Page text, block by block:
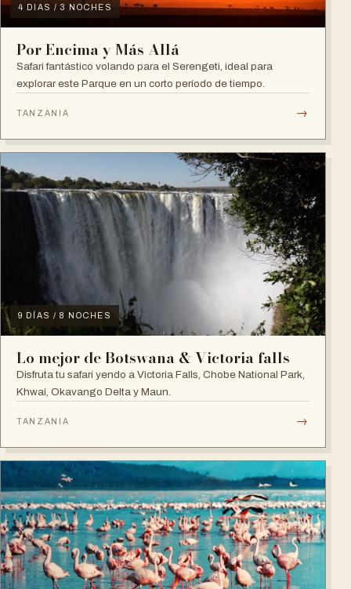
4 DIAS / 3 NOCHES
Por Encima y Más Allá
Safari fantástico volando para el Serengeti, ideal para
explorar este Parque en un corto período de tiempo.
TANZANIA →
9 DÍAS / 8 NOCHES
Lo mejor de Botswana & Victoria falls
Disfruta tu safari yendo a Victoria Falls, Chobe National Park,
Khwai, Okavango Delta y Maun.
TANZANIA →